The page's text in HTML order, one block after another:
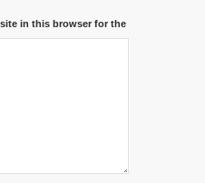
in this browser for the